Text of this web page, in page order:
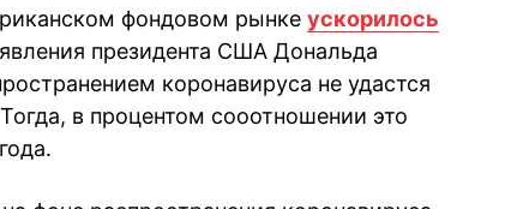
фондовом рынке ускорилось
президента США Дональда
коронавируса не удастся
в процентом сооотношении это